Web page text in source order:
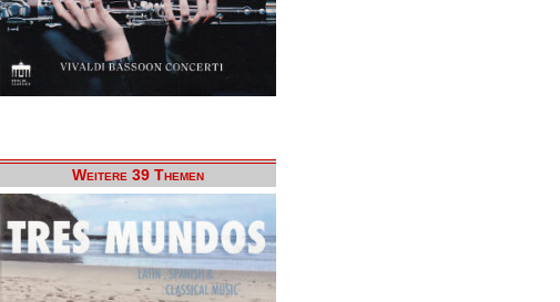
Weitere 39 Themen